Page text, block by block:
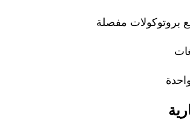
بروتوكولات مفصلة